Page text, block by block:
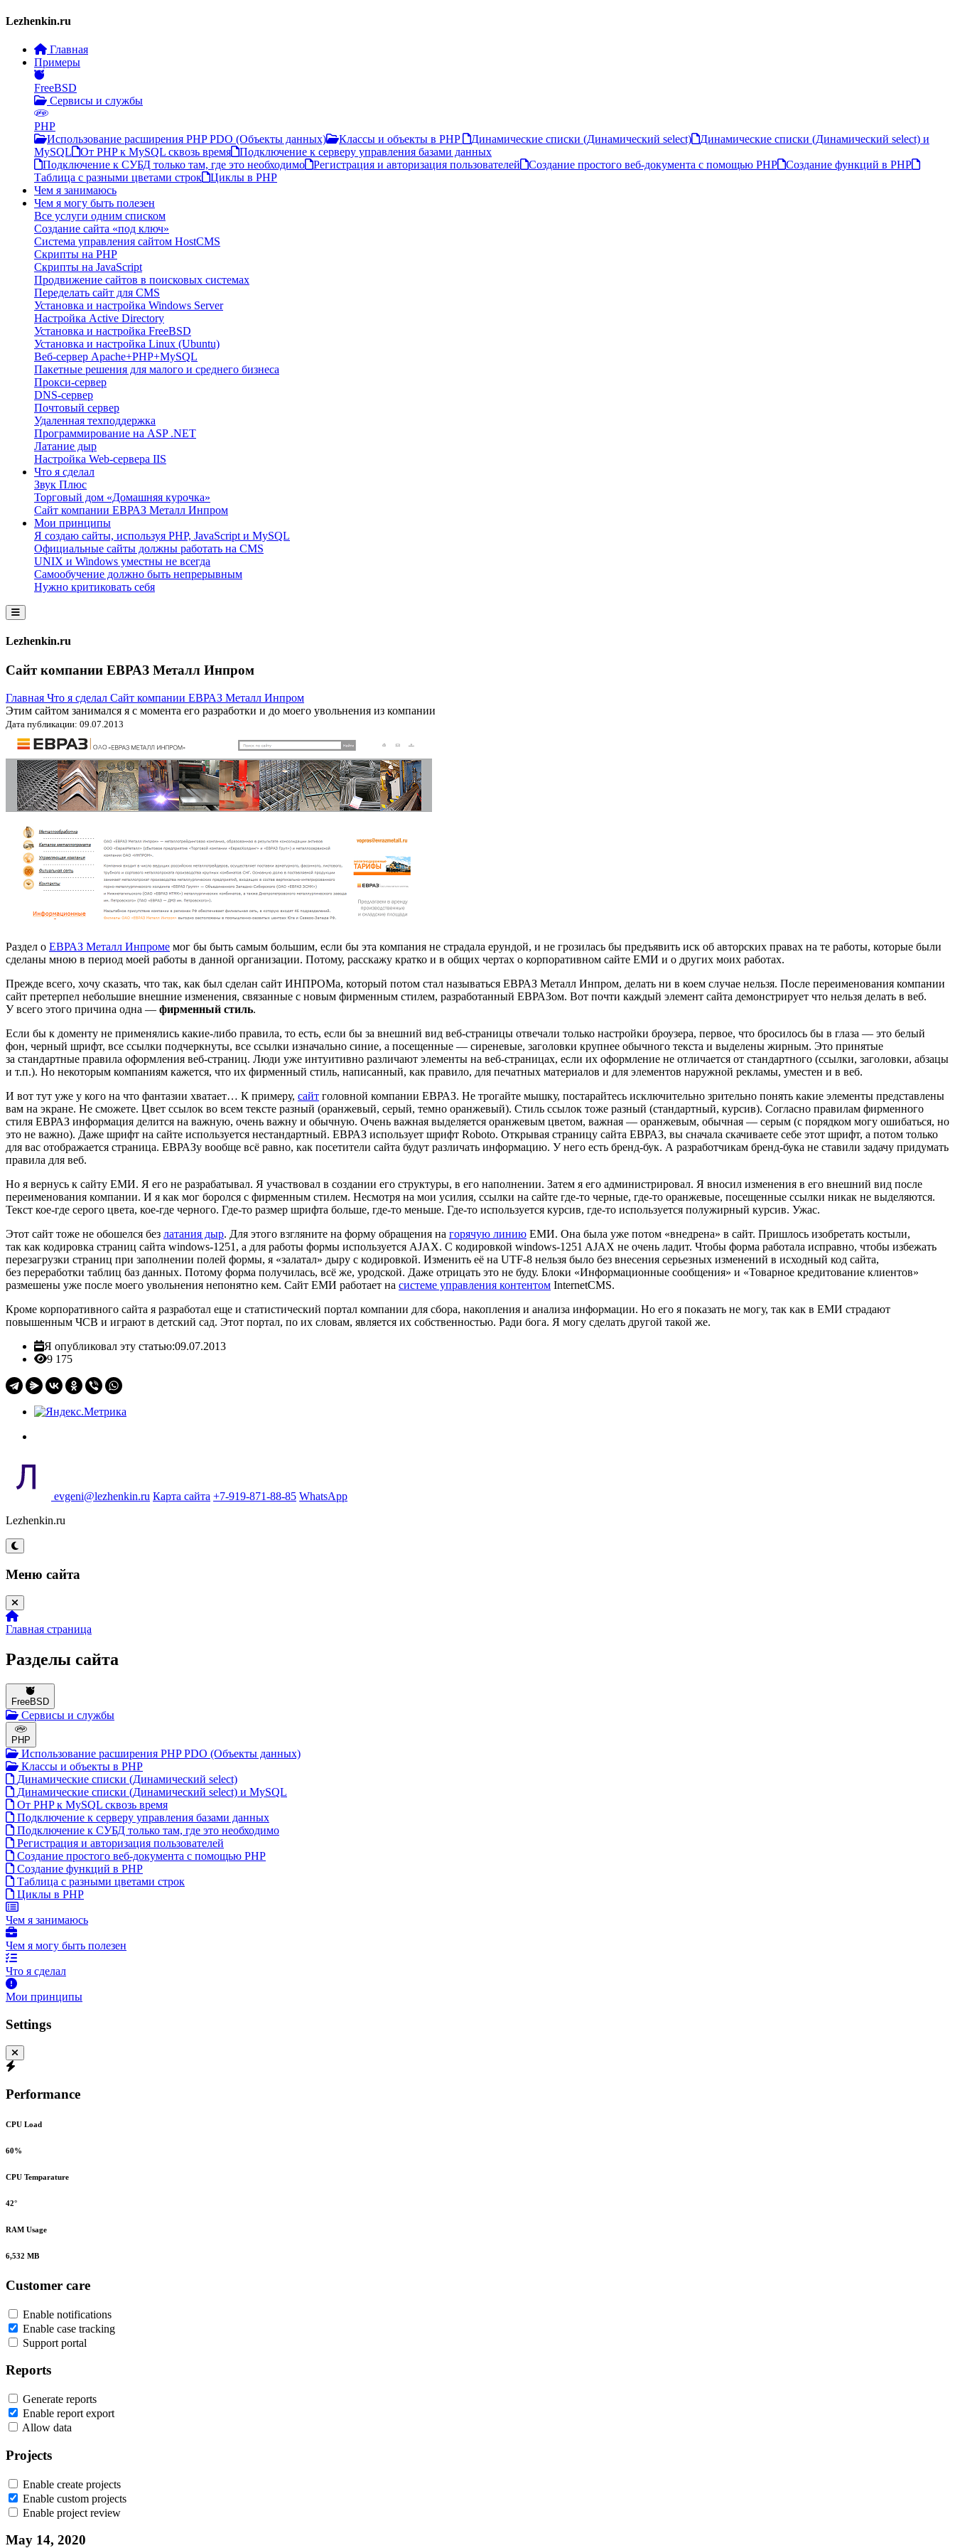
Lezhenkin.ru
Главная
Примеры
FreeBSD
Сервисы и службы
PHP
Использование расширения PHP PDO (Объекты данных)
Классы и объекты в PHP Динамические списки (Динамический select)
Динамические списки (Динамический select) и
MySQL
От PHP к MySQL сквозь время
Подключение к серверу управления базами данных
Подключение к СУБД только там, где это необходимо
Регистрация и авторизация пользователей Создание простого веб-документа c помощью PHP
Создание функций в PHP
Таблица с разными цветами строк
Циклы в PHP
Чем я занимаюсь
Чем я могу быть полезен
Все услуги одним списком
Создание сайта «под ключ»
Система управления сайтом HostCMS
Скрипты на PHP
Скрипты на JavaScript
Продвижение сайтов в поисковых системах
Переделать сайт для CMS
Установка и настройка Windows Server
Настройка Active Directory
Установка и настройка FreeBSD
Установка и настройка Linux (Ubuntu)
Веб-сервер Apache+PHP+MySQL
Пакетные решения для малого и среднего бизнеса
Прокси-сервер
DNS-сервер
Почтовый сервер
Удаленная техподдержка
Программирование на ASP .NET
Латание дыр
Настройка Web-сервера IIS
Что я сделал
Звук Плюс
Торговый дом «Домашняя курочка»
Сайт компании ЕВРАЗ Металл Инпром
Мои принципы
Я создаю сайты, используя PHP, JavaScript и MySQL
Официальные сайты должны работать на CMS
UNIX и Windows уместны не всегда
Самообучение должно быть непрерывным
Нужно критиковать себя
Lezhenkin.ru
Сайт компании ЕВРАЗ Металл Инпром
Главная Что я сделал Сайт компании ЕВРАЗ Металл Инпром
Этим сайтом занимался я с момента его разработки и до моего увольнения из компании
Дата публикации: 09.07.2013
Раздел о ЕВРАЗ Металл Инпроме мог бы быть самым большим, если бы эта компания не страдала ерундой, и не грозилась бы предъявить иск об авторских правах на те работы, которые были
сделаны мною в период моей работы в данной организации. Потому, расскажу кратко и в общих чертах о корпоративном сайте ЕМИ и о других моих работах.
Прежде всего, хочу сказать, что так, как был сделан сайт ИНПРОМа, который потом стал называться ЕВРАЗ Металл Инпром, делать ни в коем случае нельзя. После переименования компании
сайт претерпел небольшие внешние изменения, связанные с новым фирменным стилем, разработанный ЕВРАЗом. Вот почти каждый элемент сайта демонстрирует что нельзя делать в веб.
У всего этого причина одна — фирменный стиль.
Если бы к доменту не применялись какие-либо правила, то есть, если бы за внешний вид веб-страницы отвечали только настройки броузера, первое, что бросилось бы в глаза — это белый
фон, черный шрифт, все ссылки подчеркнуты, все ссылки изначально синие, а посещенные — сиреневые, заголовки крупнее обычного текста и выделены жирным. Это принятые
за стандартные правила оформления веб-страниц. Люди уже интуитивно различают элементы на веб-страницах, если их оформление не отличается от стандартного (ссылки, заголовки, абзацы
и т.п.). Но некоторым компаниям кажется, что их фирменный стиль, написанный, как правило, для печатных материалов и для элементов наружной рекламы, уместен и в веб.
И вот тут уже у кого на что фантазии хватает… К примеру, сайт головной компании ЕВРАЗ. Не трогайте мышку, постарайтесь исключительно зрительно понять какие элементы представлены
вам на экране. Не сможете. Цвет ссылок во всем тексте разный (оранжевый, серый, темно оранжевый). Стиль ссылок тоже разный (стандартный, курсив). Согласно правилам фирменного
стиля ЕВРАЗ информация делится на важную, очень важну и обычную. Очень важная выделяется оранжевым цветом, важная — оранжевым, обычная — серым (с порядком могу ошибаться, но
это не важно). Даже шрифт на сайте используется нестандартный. ЕВРАЗ использует шрифт Roboto. Открывая страницу сайта ЕВРАЗ, вы сначала скачиваете себе этот шрифт, а потом только
для вас отображается страница. ЕВРАЗу вообще всё равно, как посетители сайта будут различать информацию. У него есть бренд-бук. А разработчикам бренд-бука не ставили задачу придумать
правила для веб.
Но я вернусь к сайту ЕМИ. Я его не разрабатывал. Я участвовал в создании его структуры, в его наполнении. Затем я его администрировал. Я вносил изменения в его внешний вид после
переименования компании. И я как мог боролся с фирменным стилем. Несмотря на мои усилия, ссылки на сайте где-то черные, где-то оранжевые, посещенные ссылки никак не выделяются.
Текст кое-где серого цвета, кое-где черного. Где-то размер шрифта больше, где-то меньше. Где-то используется курсив, где-то используется полужирный курсив. Ужас.
Этот сайт тоже не обошелся без латания дыр. Для этого взгляните на форму обращения на горячую линию ЕМИ. Она была уже потом «внедрена» в сайт. Пришлось изобретать костыли,
так как кодировка страниц сайта windows-1251, а для работы формы используется AJAX. С кодировкой windows-1251 AJAX не очень ладит. Чтобы форма работала исправно, чтобы избежать
перезагрузки страниц при заполнении полей формы, я «залатал» дыру с кодировкой. Изменить её на UTF-8 нельзя было без внесения серьезных изменений в исходный код сайта,
без переработки таблиц баз данных. Потому форма получилась, всё же, уродской. Даже отрицать это не буду. Блоки «Информационные сообщения» и «Товарное кредитование клиентов»
размешены уже после моего увольнения непонятно кем. Сайт ЕМИ работает на системе управления контентом InternetCMS.
Кроме корпоративного сайта я разработал еще и статистический портал компании для сбора, накопления и анализа информации. Но его я показать не могу, так как в ЕМИ страдают
повышенным ЧСВ и играют в детский сад. Этот портал, по их словам, является их собственностью. Ради бога. Я могу сделать другой такой же.
Я опубликовал эту статью:09.07.2013
9 175
evgeni@lezhenkin.ru Карта сайта +7-919-871-88-85 WhatsApp
Lezhenkin.ru
Меню сайта
Главная страница
Разделы сайта
FreeBSD
Сервисы и службы
PHP
Использование расширения PHP PDO (Объекты данных)
Классы и объекты в PHP
Динамические списки (Динамический select)
Динамические списки (Динамический select) и MySQL
От PHP к MySQL сквозь время
Подключение к серверу управления базами данных
Подключение к СУБД только там, где это необходимо
Регистрация и авторизация пользователей
Создание простого веб-документа c помощью PHP
Создание функций в PHP
Таблица с разными цветами строк
Циклы в PHP
Чем я занимаюсь
Чем я могу быть полезен
Что я сделал
Мои принципы
Settings
Performance
CPU Load
60%
CPU Temparature
42°
RAM Usage
6,532 MB
Customer care
Enable notifications
Enable case tracking
Support portal
Reports
Generate reports
Enable report export
Allow data
Projects
Enable create projects
Enable custom projects
Enable project review
May 14, 2020